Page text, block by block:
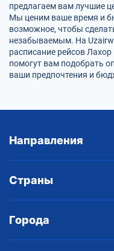
предлагаем вам лучшие
Мы ценим ваше время и
возможное, чтобы
незабываемым. На
расписание рейсов
помогут вам подобрать
ваши предпочтения и
Направления
Страны
Города